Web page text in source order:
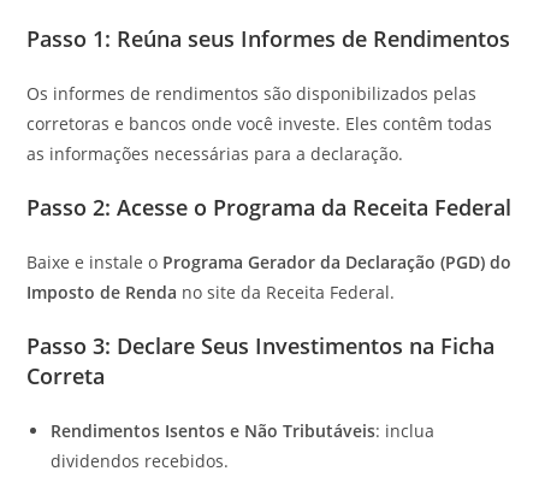
Passo 1: Reúna seus Informes de Rendimentos
Os informes de rendimentos são disponibilizados pelas
corretoras e bancos onde você investe. Eles contêm todas
as informações necessárias para a declaração.
Passo 2: Acesse o Programa da Receita Federal
Baixe e instale o Programa Gerador da Declaração (PGD) do
Imposto de Renda no site da Receita Federal.
Passo 3: Declare Seus Investimentos na Ficha
Correta
Rendimentos Isentos e Não Tributáveis: inclua
dividendos recebidos.